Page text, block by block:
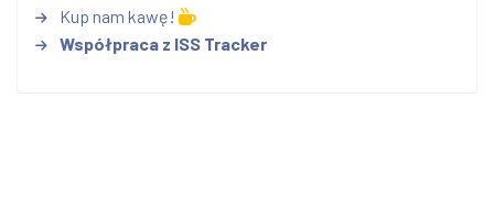
Kup nam kawę!
Współpraca z ISS Tracker